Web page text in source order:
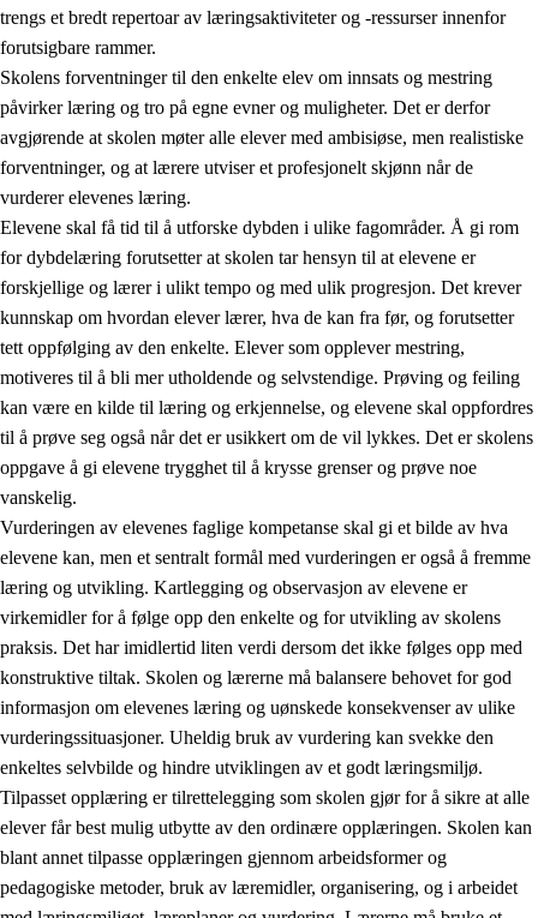
3. Prinsipper for skolens praksis
3.1 Et inkluderende læringsmiljø
3.2 Undervisning og tilpasset opplæring
3.3 Samarbeid mellom hjem og skole
3.4 Opplæring i lærebedrift og arbeidsliv
3.5 Profesjonsfellesskap og skoleutvikling
trengs et bredt repertoar av læringsaktiviteter og -ressurser innenfor
forutsigbare rammer.
Skolens forventninger til den enkelte elev om innsats og mestring
påvirker læring og tro på egne evner og muligheter. Det er derfor
avgjørende at skolen møter alle elever med ambisiøse, men realistiske
forventninger, og at lærere utviser et profesjonelt skjønn når de
vurderer elevenes læring.
Elevene skal få tid til å utforske dybden i ulike fagområder. Å gi rom
for dybdelæring forutsetter at skolen tar hensyn til at elevene er
forskjellige og lærer i ulikt tempo og med ulik progresjon. Det krever
kunnskap om hvordan elever lærer, hva de kan fra før, og forutsetter
tett oppfølging av den enkelte. Elever som opplever mestring,
motiveres til å bli mer utholdende og selvstendige. Prøving og feiling
kan være en kilde til læring og erkjennelse, og elevene skal oppfordres
til å prøve seg også når det er usikkert om de vil lykkes. Det er skolens
oppgave å gi elevene trygghet til å krysse grenser og prøve noe
vanskelig.
Vurderingen av elevenes faglige kompetanse skal gi et bilde av hva
elevene kan, men et sentralt formål med vurderingen er også å fremme
læring og utvikling. Kartlegging og observasjon av elevene er
virkemidler for å følge opp den enkelte og for utvikling av skolens
praksis. Det har imidlertid liten verdi dersom det ikke følges opp med
konstruktive tiltak. Skolen og lærerne må balansere behovet for god
informasjon om elevenes læring og uønskede konsekvenser av ulike
vurderingssituasjoner. Uheldig bruk av vurdering kan svekke den
enkeltes selvbilde og hindre utviklingen av et godt læringsmiljø.
Tilpasset opplæring er tilrettelegging som skolen gjør for å sikre at alle
elever får best mulig utbytte av den ordinære opplæringen. Skolen kan
blant annet tilpasse opplæringen gjennom arbeidsformer og
pedagogiske metoder, bruk av læremidler, organisering, og i arbeidet